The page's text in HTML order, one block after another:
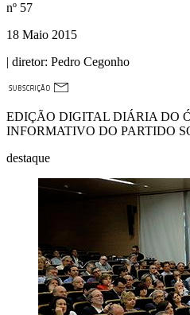
nº 57
18 Maio 2015
| diretor: Pedro Cegonho
EDIÇÃO DIGITAL DIÁRIA DO
INFORMATIVO DO PARTIDO
destaque